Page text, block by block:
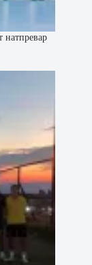
натпревар